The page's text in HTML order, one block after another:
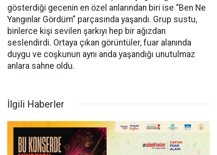
gösterdiği gecenin en özel anlarından biri ise “Ben Ne
Yangınlar Gördüm” parçasında yaşandı. Grup sustu,
binlerce kişi sevilen şarkıyı hep bir ağızdan
seslendirdi. Ortaya çıkan görüntüler, fuar alanında
duygu ve coşkunun aynı anda yaşandığı unutulmaz
anlara sahne oldu.
İlgili Haberler